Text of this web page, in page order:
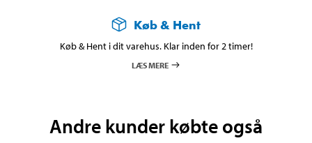
Køb & Hent
Køb & Hent i dit varehus. Klar inden for 2 timer!
LÆS MERE
Andre kunder købte også